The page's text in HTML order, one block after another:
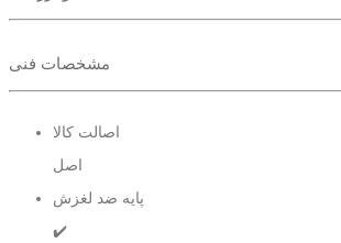
مشخصات فنی
اصالت کالا
اصل
پایه ضد لغزش
✔️